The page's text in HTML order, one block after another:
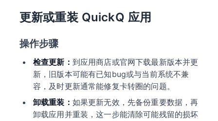
更新或重装 QuickQ 应用
操作步骤
检查更新： 到应用商店或官网下载最新版本并更
新，旧版本可能有已知bug或与当前系统不兼
容，及时更新通常能修复卡转圈的问题。
卸载重装： 如果更新无效，先备份重要数据，再
卸载应用并重装，这一步能清除可能残留的损坏